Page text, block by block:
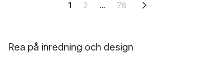
1 2 ... 78
Rea på inredning och design